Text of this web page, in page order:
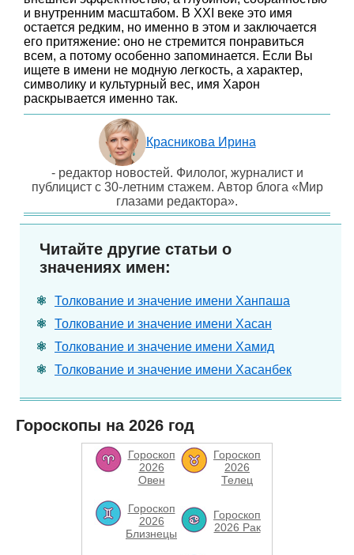
и внутренним масштабом. В XXI веке это имя
остается редким, но именно в этом и заключается
его притяжение: оно не стремится понравиться
всем, а потому особенно запоминается. Если Вы
ищете в имени не модную легкость, а характер,
символику и культурный вес, имя Харон
раскрывается именно так.
Красникова Ирина
- редактор новостей. Филолог, журналист и
публицист с 30-летним стажем. Автор блога «Мир
глазами редактора».
Читайте другие статьи о
значениях имен:
Толкование и значение имени Ханпаша
Толкование и значение имени Хасан
Толкование и значение имени Хамид
Толкование и значение имени Хасанбек
Гороскопы на 2026 год
Гороскоп
2026
Овен
Гороскоп
2026
Телец
Гороскоп
2026
Близнецы
Гороскоп
2026 Рак